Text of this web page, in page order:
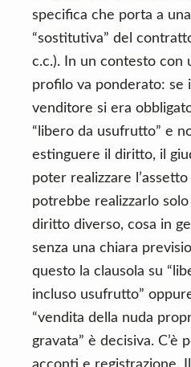
specifica che porta a
“sostitutiva” del
c.c.). In un contesto con
profilo va ponderato: se
venditore si era
“libero da usufrutto” e
estinguere il diritto, il
poter realizzare
potrebbe realizzarlo
diritto diverso, cosa in
senza una chiara
questo la clausola su
incluso usufrutto”
“vendita della nuda
gravata” è decisiva. C’è